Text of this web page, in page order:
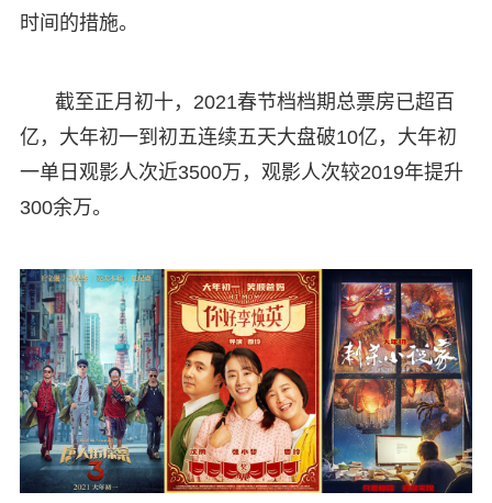
时间的措施。
截至正月初十，2021春节档档期总票房已超百
亿，大年初一到初五连续五天大盘破10亿，大年初
一单日观影人次近3500万，观影人次较2019年提升
300余万。